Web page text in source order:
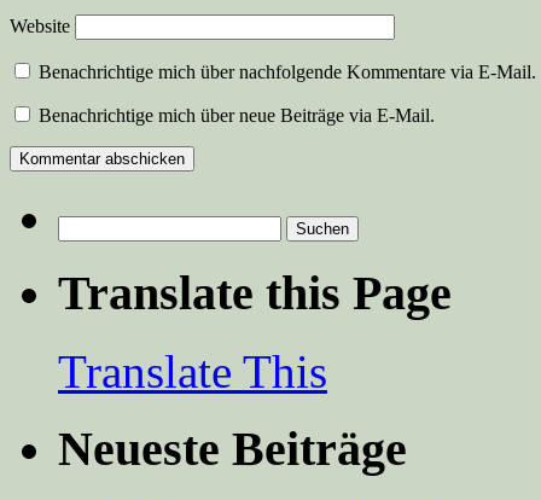
Website
Benachrichtige mich über nachfolgende Kommentare via E-Mail.
Benachrichtige mich über neue Beiträge via E-Mail.
nach:
Translate this Page
Translate This
Neueste Beiträge